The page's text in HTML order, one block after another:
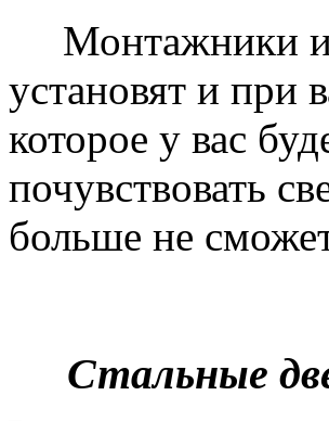
Монтажники и
установят и при
которое у вас
почувствовать
больше не
Стальные